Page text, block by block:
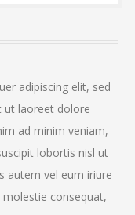
adipiscing elit, sed
ut laoreet dolore
ad minim veniam,
lobortis nisl ut
autem vel eum iriure
consequat,